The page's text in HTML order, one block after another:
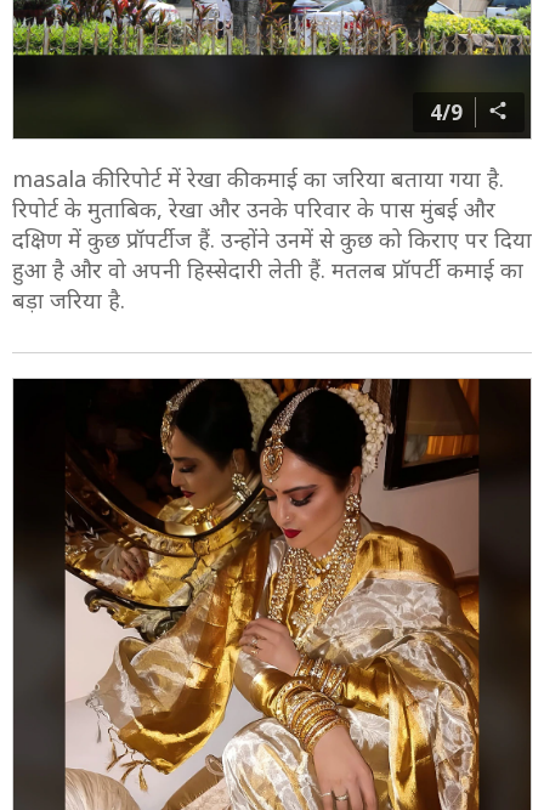
4/9
masala की रिपोर्ट में रेखा की कमाई का जरिया बताया गया है.
रिपोर्ट के मुताबिक, रेखा और उनके परिवार के पास मुंबई और
दक्षिण में कुछ प्रॉपर्टीज हैं. उन्होंने उनमें से कुछ को किराए पर दिया
हुआ है और वो अपनी हिस्सेदारी लेती हैं. मतलब प्रॉपर्टी कमाई का
बड़ा जरिया है.